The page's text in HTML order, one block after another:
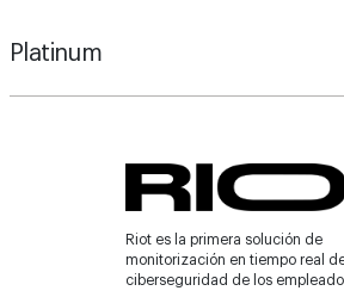
Platinum
Riot es la primera solución de
monitorización en tiempo real
ciberseguridad de los